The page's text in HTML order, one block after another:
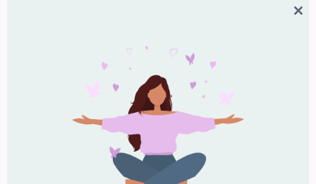
Чому двоє людей бачать одну й ту саму історію
по‑різному: що каже нейронаука
Чому культура звинувачення стала нормою — і як
зменшити її вплив у стосунках і на роботі
8 Липня, 2026
Close